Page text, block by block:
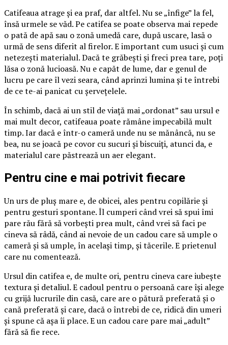
Catifeaua atrage și ea praf, dar altfel. Nu se „înfige” la fel,
însă urmele se văd. Pe catifea se poate observa mai repede
o pată de apă sau o zonă umedă care, după uscare, lasă o
urmă de sens diferit al firelor. E important cum usuci și cum
netezești materialul. Dacă te grăbești și freci prea tare, poți
lăsa o zonă lucioasă. Nu e capăt de lume, dar e genul de
lucru pe care îl vezi seara, când aprinzi lumina și te întrebi
de ce te-ai panicat cu șervețelele.
În schimb, dacă ai un stil de viață mai „ordonat” sau ursul e
mai mult decor, catifeaua poate rămâne impecabilă mult
timp. Iar dacă e într-o cameră unde nu se mănâncă, nu se
bea, nu se joacă pe covor cu sucuri și biscuiți, atunci da, e
materialul care păstrează un aer elegant.
Pentru cine e mai potrivit fiecare
Un urs de pluș mare e, de obicei, ales pentru copilărie și
pentru gesturi spontane. Îl cumperi când vrei să spui îmi
pare rău fără să vorbești prea mult, când vrei să faci pe
cineva să râdă, când ai nevoie de un cadou care să umple o
cameră și să umple, în același timp, și tăcerile. E prietenul
care nu comentează.
Ursul din catifea e, de multe ori, pentru cineva care iubește
textura și detaliul. E cadoul pentru o persoană care își alege
cu grijă lucrurile din casă, care are o pătură preferată și o
cană preferată și care, dacă o întrebi de ce, ridică din umeri
și spune că așa îi place. E un cadou care pare mai „adult”
fără să fie rece.